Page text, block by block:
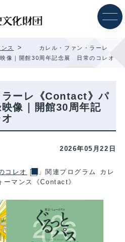
ス >
カレル・ファン・ラーレ
像｜開館30周年記念展 日常のコレオ
ラーレ《Contact》パ
像｜開館30周年記
2026年05月22日
コレオ
」関連プログラム カレ
マンス《Contact》